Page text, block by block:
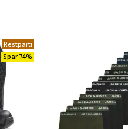
Restparti
Spar 74%